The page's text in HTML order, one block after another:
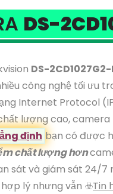
DS-
DS-2CD1027G2-
công nghệ tối ưu
Internet Protocol
lượng cao, camera
định bạn có được
chất lượng hơn
sát và giám sát 24/
lý nhưng vẫn ☣️Tin